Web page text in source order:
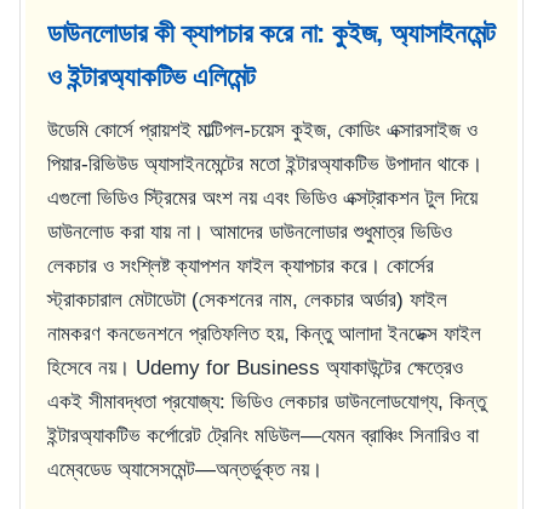
ডাউনলোডার কী ক্যাপচার করে না: কুইজ, অ্যাসাইনমেন্ট
ও ইন্টারঅ্যাকটিভ এলিমেন্ট
উডেমি কোর্সে প্রায়শই মাল্টিপল-চয়েস কুইজ, কোডিং এক্সারসাইজ ও
পিয়ার-রিভিউড অ্যাসাইনমেন্টের মতো ইন্টারঅ্যাকটিভ উপাদান থাকে।
এগুলো ভিডিও স্ট্রিমের অংশ নয় এবং ভিডিও এক্সট্রাকশন টুল দিয়ে
ডাউনলোড করা যায় না। আমাদের ডাউনলোডার শুধুমাত্র ভিডিও
লেকচার ও সংশ্লিষ্ট ক্যাপশন ফাইল ক্যাপচার করে। কোর্সের
স্ট্রাকচারাল মেটাডেটা (সেকশনের নাম, লেকচার অর্ডার) ফাইল
নামকরণ কনভেনশনে প্রতিফলিত হয়, কিন্তু আলাদা ইনডেক্স ফাইল
হিসেবে নয়। Udemy for Business অ্যাকাউন্টের ক্ষেত্রেও
একই সীমাবদ্ধতা প্রযোজ্য: ভিডিও লেকচার ডাউনলোডযোগ্য, কিন্তু
ইন্টারঅ্যাকটিভ কর্পোরেট ট্রেনিং মডিউল—যেমন ব্রাঞ্চিং সিনারিও বা
এম্বেডেড অ্যাসেসমেন্ট—অন্তর্ভুক্ত নয়।